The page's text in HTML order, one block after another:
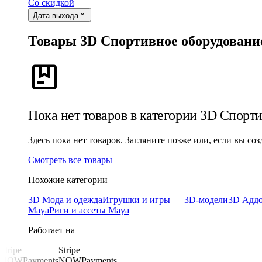
Со скидкой
Дата выхода expand_more
Товары 3D Спортивное
package
Пока нет товаров в категории 3D
Здесь пока нет товаров. Загляните позже или, если вы
Смотреть все товары
Похожие категории
3D Мода и одеждаИгрушки и игры — 3D-модели3D
MayaРиги и ассеты Maya
Работает на
Stripe
Stripe